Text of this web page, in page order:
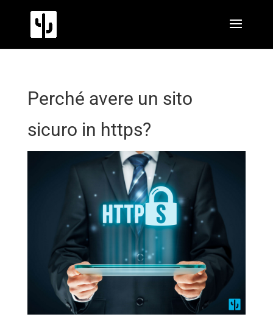
Perché avere un sito
sicuro in https?